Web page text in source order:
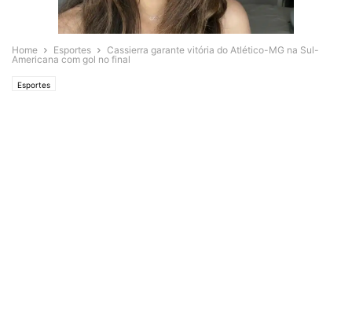
Home Esportes
Cassierra garante vitória do Atlético-MG na Sul-
Americana com gol no final
Esportes